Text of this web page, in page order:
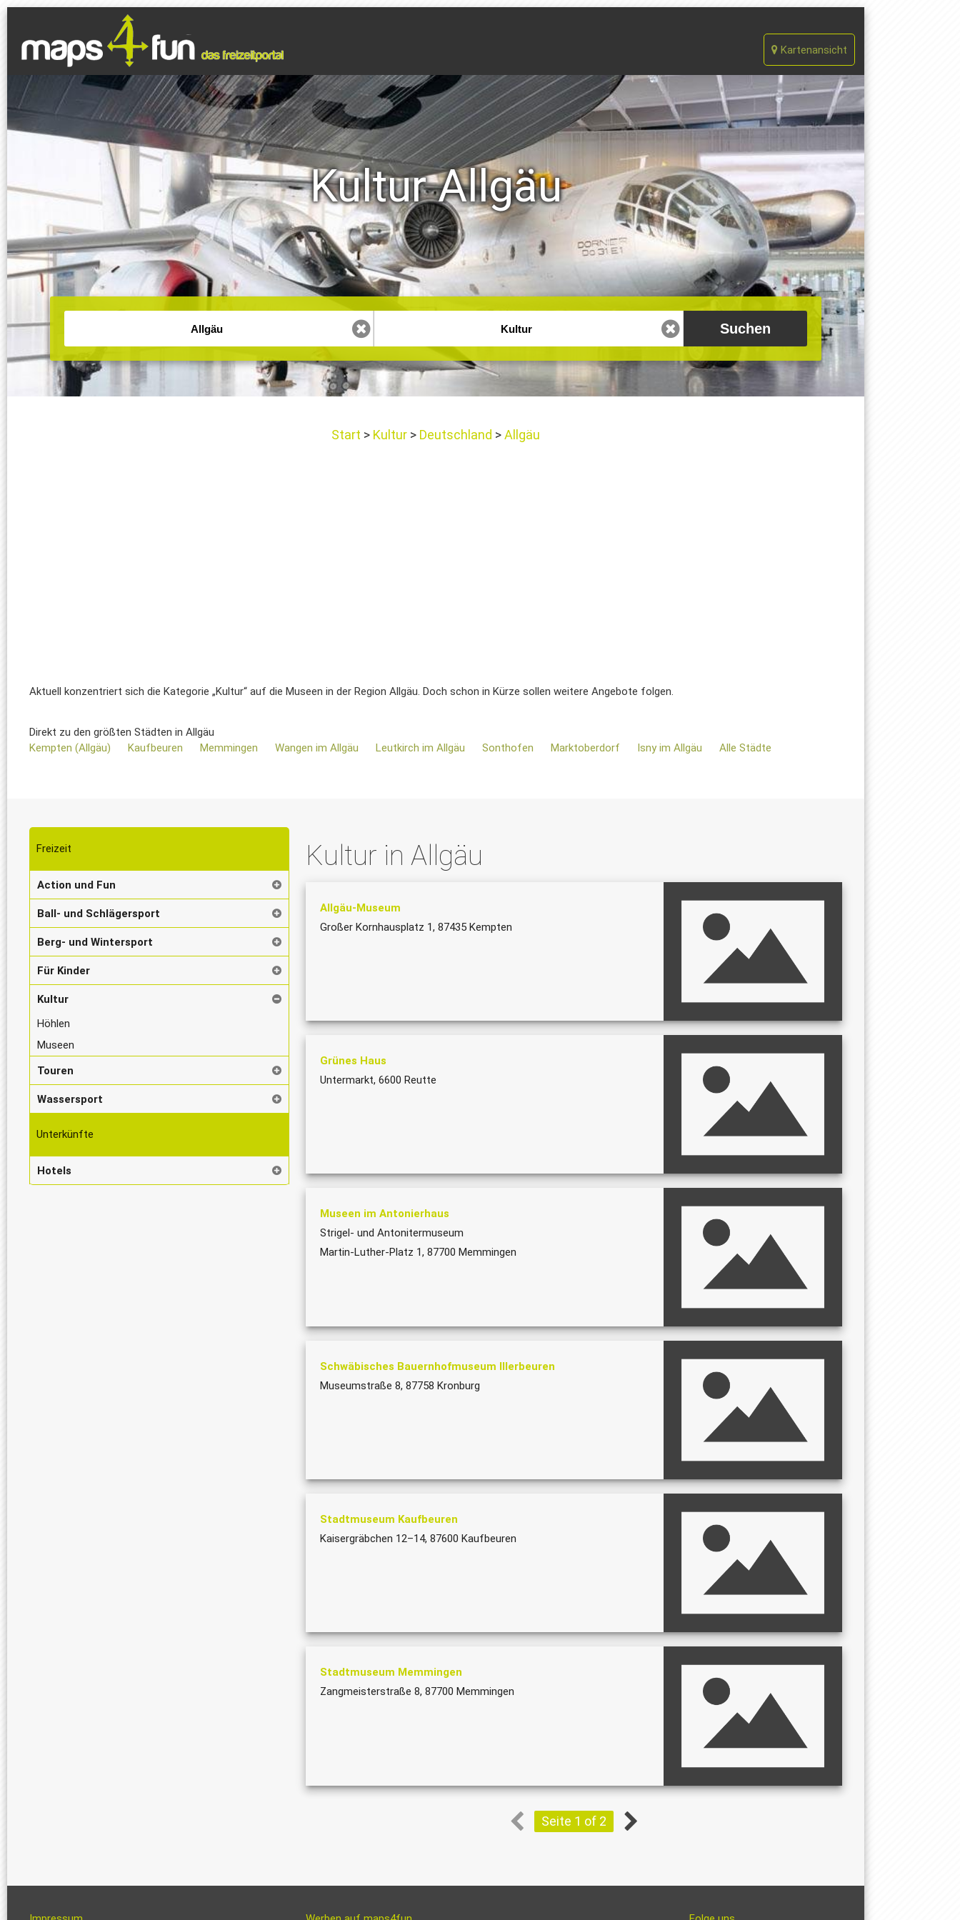
Kartenansicht
Kultur Allgäu
Start Kultur Deutschland Allgäu
Aktuell konzentriert sich die Kategorie „Kultur“ auf die Museen in der Region Allgäu. Doch schon in Kürze sollen weitere Angebote folgen.
Direkt zu den größten Städten in Allgäu
Kempten (Allgäu)
Kaufbeuren Memmingen Wangen im Allgäu Leutkirch im Allgäu Sonthofen Marktoberdorf Isny im Allgäu Alle Städte
Freizeit
Action und Fun
Ball- und Schlägersport
Berg- und Wintersport
Für Kinder
Kultur
Höhlen
Museen
Touren
Wassersport
Unterkünfte
Hotels
Kultur in Allgäu
Allgäu-Museum
Großer Kornhausplatz 1, 87435 Kempten
Grünes Haus
Untermarkt, 6600 Reutte
Museen im Antonierhaus
Strigel- und Antonitermuseum
Martin-Luther-Platz 1, 87700 Memmingen
Schwäbisches Bauernhofmuseum Illerbeuren
Museumstraße 8, 87758 Kronburg
Stadtmuseum Kaufbeuren
Kaisergräbchen 12–14, 87600 Kaufbeuren
Stadtmuseum Memmingen
Zangmeisterstraße 8, 87700 Memmingen
Seite 1 of 2